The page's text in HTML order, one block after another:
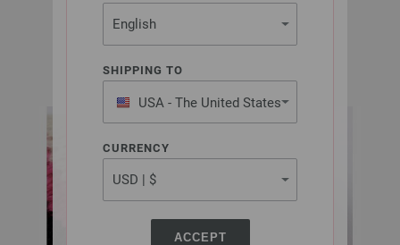
SHIPPING TO
USA - The United States
of America
CURRENCY
ACCEPT
ABOUT BERLIN No. 12 | Modèle 28